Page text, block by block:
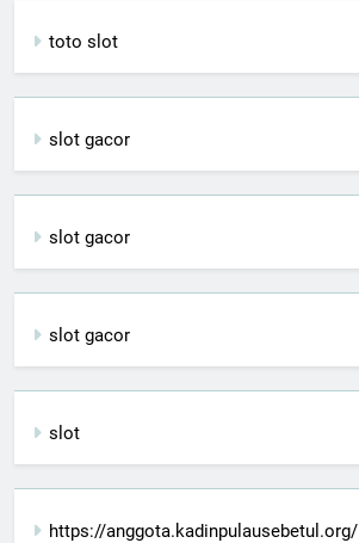
toto slot
slot gacor
slot gacor
slot gacor
slot
https://anggota.kadinpulausebetul.org/